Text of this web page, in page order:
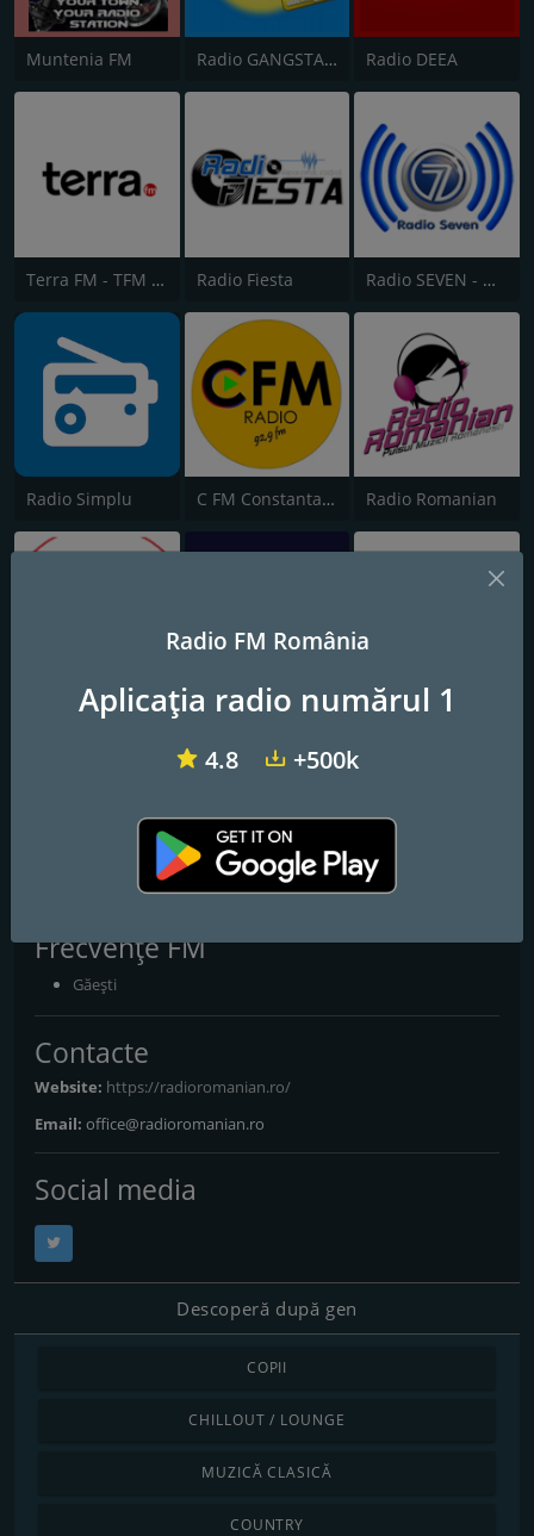
Muntenia FM Radio GANGSTA Dance Radio DEEA
Terra FM - TFM Dance Radio Fiesta Radio SEVEN - Dance Hit
Radio Simplu C FM Constanta 92.9 FM Radio Romanian
Gherla FM Eurodance Music Radio Dance Music Radio Radio Club Mix
Hiturile disco ale muzicii romanesti
Radio cu muzica romaneasca disco a anilor 1990-2000 .
Frecvențe FM
Găeşti
Contacte
Website: https://radioromanian.ro/
Email: office@radioromanian.ro
Social media
Descoperă după gen
COPII
CHILLOUT / LOUNGE
MUZICĂ CLASICĂ
COUNTRY
Radio FM România
Aplicația radio numărul 1
4.8 +500k